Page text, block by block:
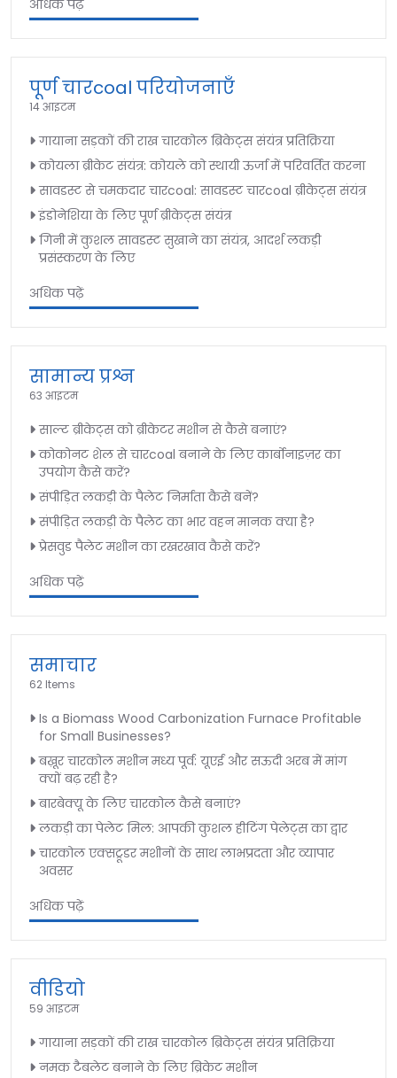
अधिक पढ़ें
पूर्ण चारcoal परियोजनाएँ
14 आइटम
गायाना सड़कों की राख चारकोल ब्रिकेट्स संयंत्र प्रतिक्रिया
कोयला ब्रीकेट संयंत्र: कोयले को स्थायी ऊर्जा में परिवर्तित करना
सावडस्ट से चमकदार चारcoal: सावडस्ट चारcoal ब्रीकेट्स संयंत्र
इंडोनेशिया के लिए पूर्ण ब्रीकेट्स संयंत्र
गिनी में कुशल सावडस्ट सुखाने का संयंत्र, आदर्श लकड़ी
प्रसंस्करण के लिए
अधिक पढ़ें
सामान्य प्रश्न
63 आइटम
साल्ट ब्रीकेट्स को ब्रीकेटर मशीन से कैसे बनाएं?
कोकोनट शेल से चारcoal बनाने के लिए कार्बोनाइज़र का
उपयोग कैसे करें?
संपीड़ित लकड़ी के पैलेट निर्माता कैसे बनें?
संपीड़ित लकड़ी के पैलेट का भार वहन मानक क्या है?
प्रेसवुड पैलेट मशीन का रखरखाव कैसे करें?
अधिक पढ़ें
समाचार
62 Items
Is a Biomass Wood Carbonization Furnace Profitable
for Small Businesses?
बख़ूर चारकोल मशीन मध्य पूर्व: यूएई और सऊदी अरब में मांग
क्यों बढ़ रही है?
बारबेक्यू के लिए चारकोल कैसे बनाएं?
लकड़ी का पेलेट मिल: आपकी कुशल हीटिंग पेलेट्स का द्वार
चारकोल एक्सट्रूडर मशीनों के साथ लाभप्रदता और व्यापार
अवसर
अधिक पढ़ें
वीडियो
59 आइटम
गायाना सड़कों की राख चारकोल ब्रिकेट्स संयंत्र प्रतिक्रिया
नमक टैबलेट बनाने के लिए ब्रिकेट मशीन